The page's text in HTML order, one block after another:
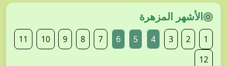
الأشهر المزهرة
1
2
3
4
5
6
7
8
9
10
11
12